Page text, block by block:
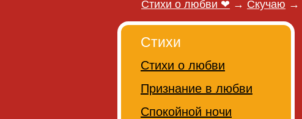
Стихи о любви ❤ → Скучаю →
Стихи
Стихи о любви
Признание в любви
Спокойной ночи